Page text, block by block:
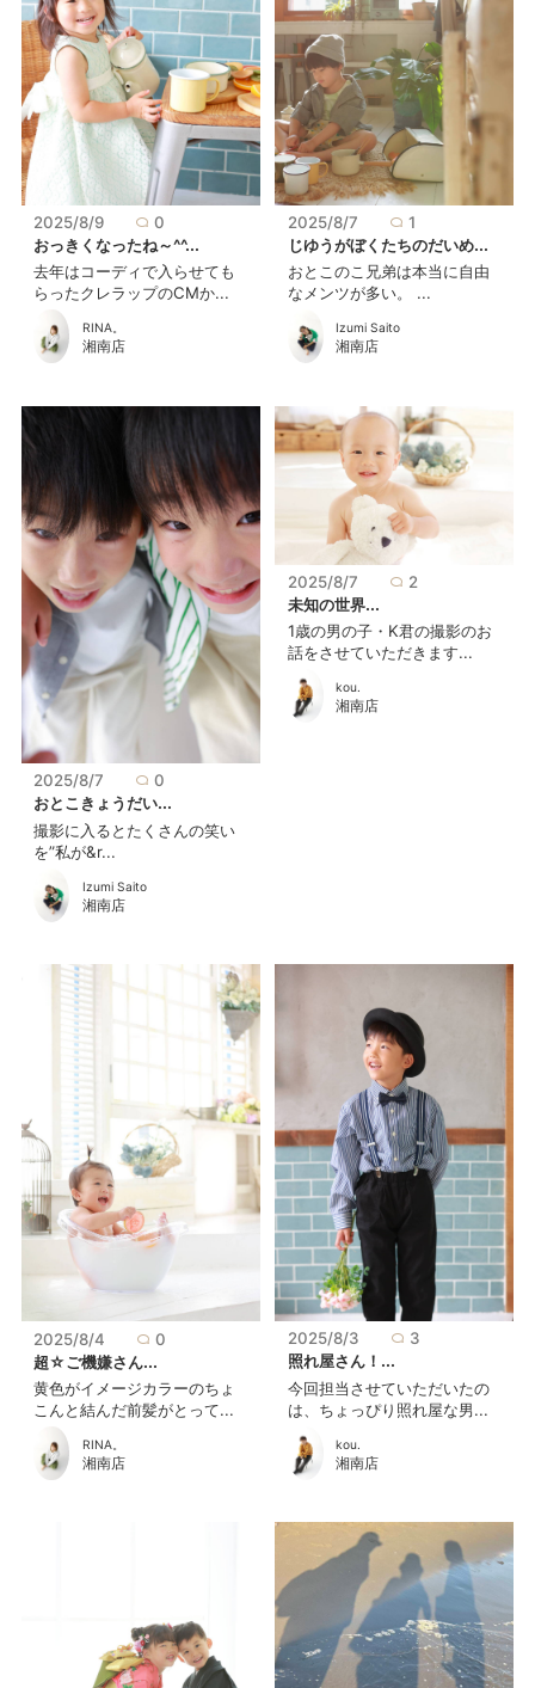
2025/8/9
0
おっきくなったね～^^...
去年はコーディで入らせても
らったクレラップのCMか...
RINA。
湘南店
2025/8/7
1
じゆうがぼくたちのだいめ...
おとこのこ兄弟は本当に自由
なメンツが多い。 ...
Izumi Saito
湘南店
2025/8/7
0
おとこきょうだい...
撮影に入るとたくさんの笑い
を”私が&r...
Izumi Saito
湘南店
2025/8/7
2
未知の世界...
1歳の男の子・K君の撮影のお
話をさせていただきます...
kou.
湘南店
2025/8/4
0
超☆ご機嫌さん...
黄色がイメージカラーのちょ
こんと結んだ前髪がとって...
RINA。
湘南店
2025/8/3
3
照れ屋さん！...
今回担当させていただいたの
は、ちょっぴり照れ屋な男...
kou.
湘南店